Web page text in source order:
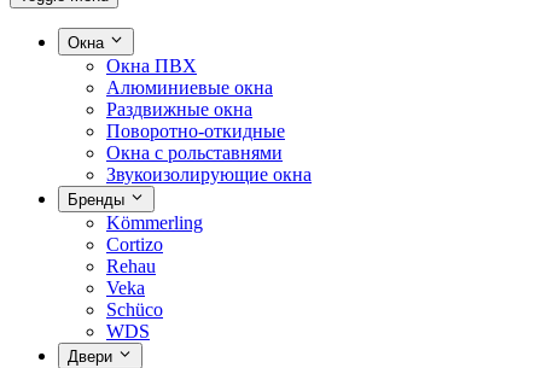
Окна
Окна ПВХ
Алюминиевые окна
Раздвижные окна
Поворотно-откидные
Окна с рольставнями
Звукоизолирующие окна
Бренды
Kömmerling
Cortizo
Rehau
Veka
Schüco
WDS
Двери